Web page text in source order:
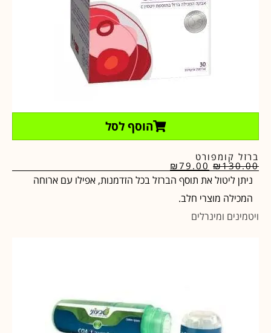
הוסף לסל
ברזל קומפורט
₪130.00
₪79.00
ניתן ליטול את תוסף הברזל בכל הזדמנות, אפילו עם ארוחה
המכילה מוצרי חלב.
ויטמינים ומינרלים